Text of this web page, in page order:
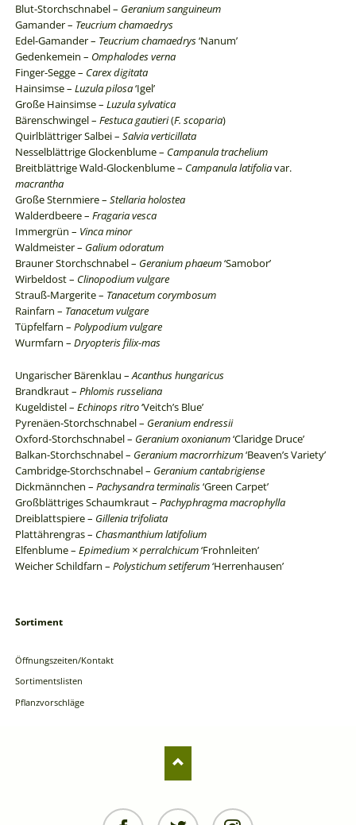
Blut-Storchschnabel – Geranium sanguineum
Gamander – Teucrium chamaedrys
Edel-Gamander – Teucrium chamaedrys‘Nanum’
Gedenkemein – Omphalodes verna
Finger-Segge – Carex digitata
Hainsimse – Luzula pilosa‘Igel’
Große Hainsimse – Luzula sylvatica
Bärenschwingel – Festuca gautieri(F. scoparia)
Quirlblättriger Salbei – Salvia verticillata
Nesselblättrige Glockenblume – Campanula trachelium
Breitblättrige Wald-Glockenblume – Campanula latifoliavar.
macrantha
Große Sternmiere – Stellaria holostea
Walderdbeere – Fragaria vesca
Immergrün – Vinca minor
Waldmeister – Galium odoratum
Brauner Storchschnabel – Geranium phaeum‘Samobor’
Wirbeldost – Clinopodium vulgare
Strauß-Margerite – Tanacetum corymbosum
Rainfarn – Tanacetum vulgare
Tüpfelfarn – Polypodium vulgare
Wurmfarn – Dryopteris filix-mas
Ungarischer Bärenklau – Acanthus hungaricus
Brandkraut – Phlomis russeliana
Kugeldistel – Echinops ritro‘Veitch’s Blue’
Pyrenäen-Storchschnabel – Geranium endressii
Oxford-Storchschnabel – Geranium oxonianum‘Claridge Druce’
Balkan-Storchschnabel – Geranium macrorrhizum‘Beaven’s Variety’
Cambridge-Storchschnabel – Geranium cantabrigiense
Dickmännchen – Pachysandra terminalis‘Green Carpet’
Großblättriges Schaumkraut – Pachyphragma macrophylla
Dreiblattspiere – Gillenia trifoliata
Plattährengras – Chasmanthium latifolium
Elfenblume – Epimedium × perralchicum‘Frohnleiten’
Weicher Schildfarn – Polystichum setiferum‘Herrenhausen’
Sortiment
überspringen
Öffnungszeiten/Kontakt
Sortimentslisten
Pflanzvorschläge